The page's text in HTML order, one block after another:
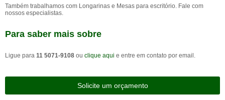
Também trabalhamos com Longarinas e Mesas para escritório. Fale com
nossos especialistas.
Para saber mais sobre
Ligue para 11 5071-9108 ou clique aqui e entre em contato por email.
Solicite um orçamento